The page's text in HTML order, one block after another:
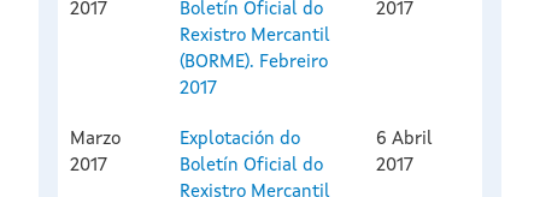
2017
Boletín Oficial do
Rexistro Mercantil
(BORME). Febreiro
2017
2017
Marzo
2017
Explotación do
Boletín Oficial do
Rexistro Mercantil
6 Abril
2017